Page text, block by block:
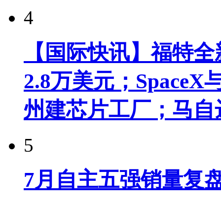
4
【国际快讯】福特
2.8万美元；SpaceX
州建芯片工厂；马
5
7月自主五强销量复